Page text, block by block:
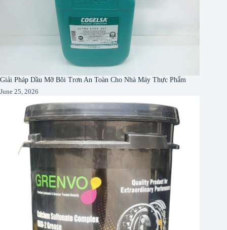
Giải Pháp Dầu Mỡ Bôi Trơn An Toàn Cho Nhà Máy Thực Phẩm
June 25, 2026